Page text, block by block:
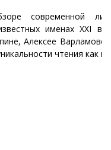
современной
именах XXI
Алексее
чтения как